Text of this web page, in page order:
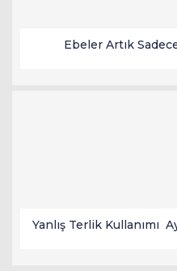
Ebeler Artık
Yanlış Terlik Kullanımı